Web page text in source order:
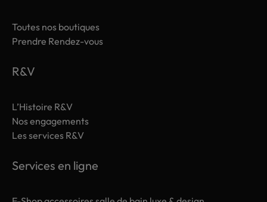
Toutes nos boutiques
Prendre Rendez-vous
R&V
L’Histoire R&V
Nos engagements
Les services R&V
Services en ligne